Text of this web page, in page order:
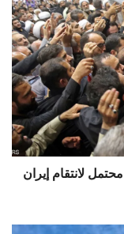
لانتقام إيران